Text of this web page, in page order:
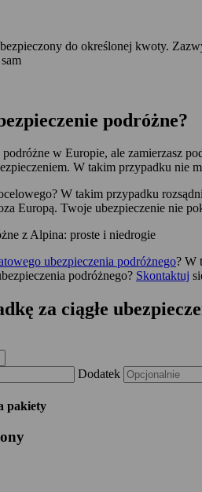
do określonej kwoty.
podróżne?
w Europie, ale zamierzasz
W takim przypadku nie
W takim przypadku
Europą. Twoje ubezpieczenie nie
z Alpina: proste i niedrogie
ubezpieczenia podróżnego? W
podróżnego? Skontaktuj
za ciągłe
Dodatek
pakiety